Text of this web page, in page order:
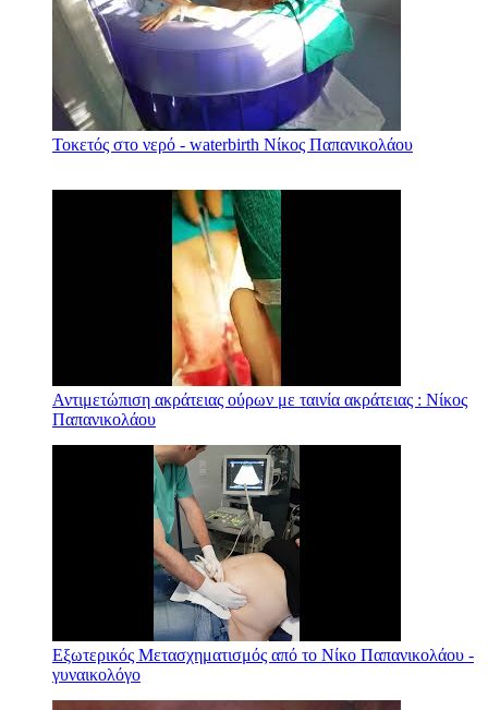
Τοκετός στο νερό - waterbirth Νίκος Παπανικολάου
Αντιμετώπιση ακράτειας ούρων με ταινία ακράτειας : Νίκος
Παπανικολάου
Εξωτερικός Μετασχηματισμός από το Νίκο Παπανικολάου -
γυναικολόγο